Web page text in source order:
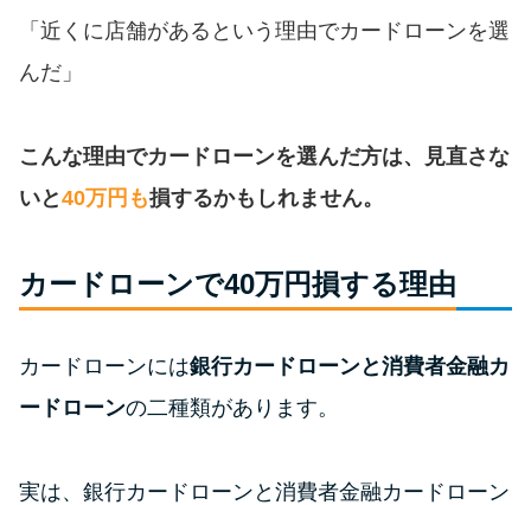
カードローンQ&A
リボ払いをそのまま払いきると
損！
カードローンの見直しで40万円
得した話
最速！最短40分で借りられるカ
ードローン
特集ページ一覧
「近くに店舗があるという理由でカードローンを選
んだ」
こんな理由でカードローンを選んだ方は、見直さな
いと40万円も損するかもしれません。
カードローンで40万円損する理由
カードローンには銀行カードローンと消費者金融カ
ードローンの二種類があります。
実は、銀行カードローンと消費者金融カードローン